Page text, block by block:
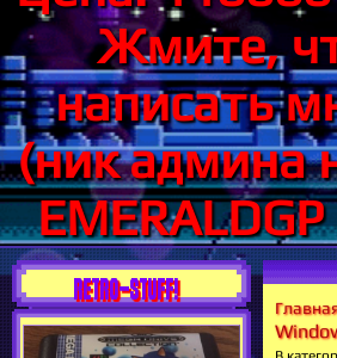
Жмите,
написать
(ник админа
RETRO-STUFF!